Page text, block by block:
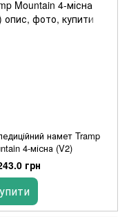
намет Tramp
4-місна (V2)
грн